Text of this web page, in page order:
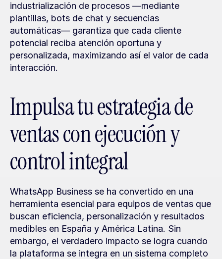
industrialización de procesos —mediante
plantillas, bots de chat y secuencias
automáticas— garantiza que cada cliente
potencial reciba atención oportuna y
personalizada, maximizando así el valor de cada
interacción.
Impulsa tu estrategia de
ventas con ejecución y
control integral
WhatsApp Business se ha convertido en una
herramienta esencial para equipos de ventas que
buscan eficiencia, personalización y resultados
medibles en España y América Latina. Sin
embargo, el verdadero impacto se logra cuando
la plataforma se integra en un sistema completo